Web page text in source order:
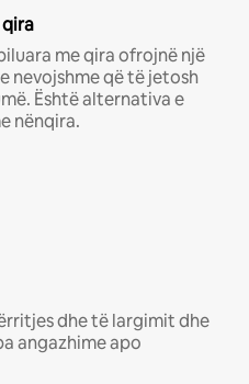
me qira ofrojnë një
nevojshme që të jetosh
Është alternativa e
nënqira.
dhe të largimit dhe
angazhime apo